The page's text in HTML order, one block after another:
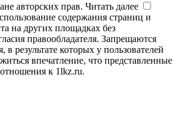
авторских прав. Читать далее
содержания страниц и
на других площадках без
правообладателя. Запрещаются
результате которых у пользователей
впечатление, что представленные
к 1lkz.ru.